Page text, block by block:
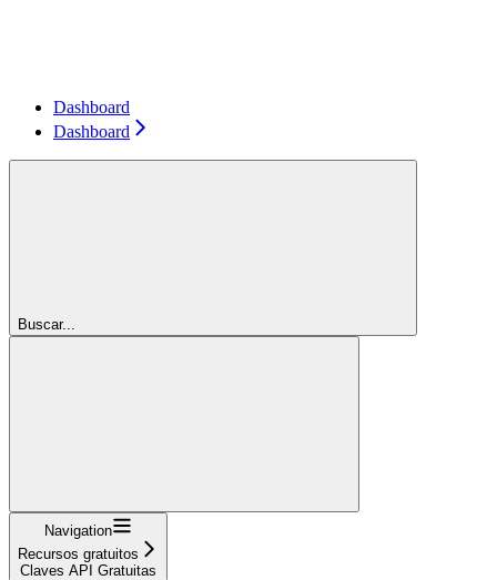
Dashboard
Dashboard
Buscar...
Navigation
Recursos gratuitos
Claves API Gratuitas